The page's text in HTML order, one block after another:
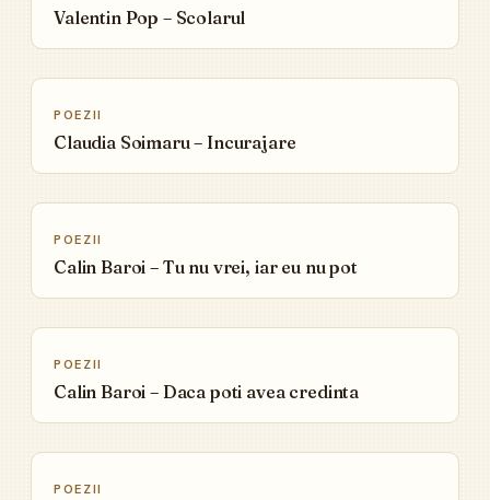
Valentin Pop – Scolarul
▶
POEZII
Claudia Soimaru – Incurajare
▶
POEZII
Calin Baroi – Tu nu vrei, iar eu nu pot
▶
POEZII
Calin Baroi – Daca poti avea credinta
▶
POEZII